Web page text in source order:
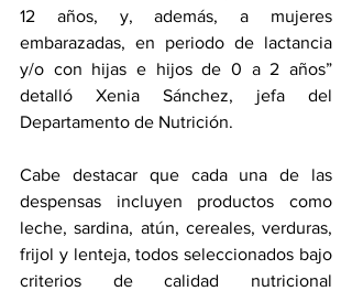
12 años, y, además, a mujeres
embarazadas, en periodo de lactancia
y/o con hijas e hijos de 0 a 2 años”
detalló Xenia Sánchez, jefa del
Departamento de Nutrición.
Cabe destacar que cada una de las
despensas incluyen productos como
leche, sardina, atún, cereales, verduras,
frijol y lenteja, todos seleccionados bajo
criterios de calidad nutricional